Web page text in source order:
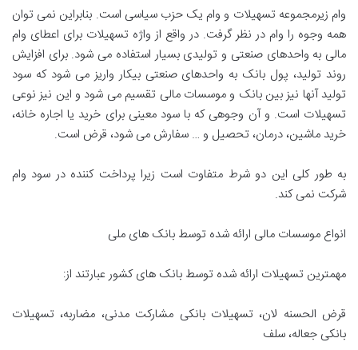
وام زیرمجموعه تسهیلات و وام یک حزب سیاسی است. بنابراین نمی توان
همه وجوه را وام در نظر گرفت. در واقع از واژه تسهیلات برای اعطای وام
مالی به واحدهای صنعتی و تولیدی بسیار استفاده می شود. برای افزایش
روند تولید، پول بانک به واحدهای صنعتی بیکار واریز می شود که سود
تولید آنها نیز بین بانک و موسسات مالی تقسیم می شود و این نیز نوعی
تسهیلات است. و آن وجوهی که با سود معینی برای خرید یا اجاره خانه،
خرید ماشین، درمان، تحصیل و … سفارش می شود، قرض است.
به طور کلی این دو شرط متفاوت است زیرا پرداخت کننده در سود وام
شرکت نمی کند.
انواع موسسات مالی ارائه شده توسط بانک های ملی
مهمترین تسهیلات ارائه شده توسط بانک های کشور عبارتند از:
قرض الحسنه لان، تسهیلات بانکی مشارکت مدنی، مضاربه، تسهیلات
بانکی جعاله، سلف